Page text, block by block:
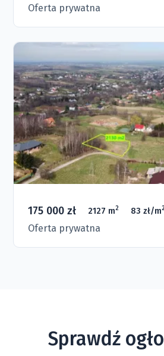
Oferta prywatna
175 000 zł 2127 m2 83 zł/m
Oferta prywatna
Sprawdź